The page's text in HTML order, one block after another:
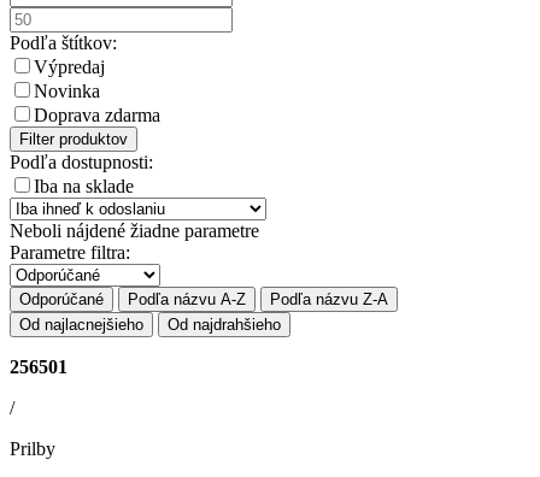
Podľa štítkov:
Výpredaj
Novinka
Doprava zdarma
Filter produktov
Podľa dostupnosti:
Iba na sklade
Neboli nájdené žiadne parametre
Parametre filtra:
Odporúčané Podľa názvu A-Z
Podľa názvu Z-A
Od najlacnejšieho
Od najdrahšieho
256501
/
Prilby